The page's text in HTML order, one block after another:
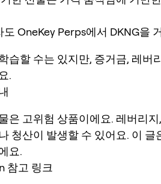
도 OneKey Perps에서 DKNG을
습할 수는 있지만, 증거금, 레버
.
은 고위험 상품이에요. 레버리
청산이 발생할 수 있어요. 이 글
요.
참고 링크